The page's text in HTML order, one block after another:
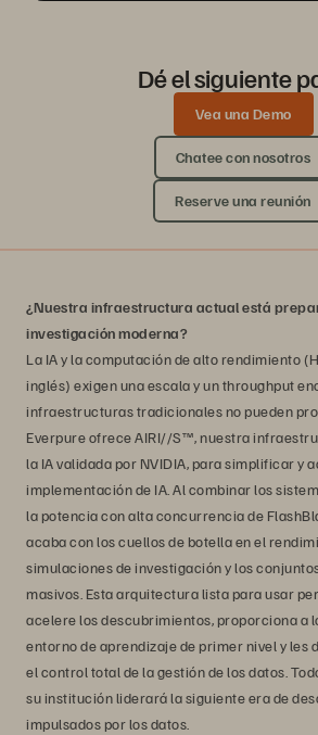
Dé el siguiente
Vea una Demo
Chatee con nosotros
Reserve una reunión
¿Nuestra infraestructura actual está
investigación moderna?
La IA y la computación de alto rendimiento
inglés) exigen una escala y un throughput
infraestructuras tradicionales no pueden
Everpure ofrece AIRI//S™, nuestra
la IA validada por NVIDIA, para simplificar y
implementación de IA. Al combinar los
la potencia con alta concurrencia de
acaba con los cuellos de botella en el
simulaciones de investigación y los
masivos. Esta arquitectura lista para usar
acelere los descubrimientos, proporciona a
entorno de aprendizaje de primer nivel y les
el control total de la gestión de los datos.
su institución liderará la siguiente era de
impulsados por los datos.